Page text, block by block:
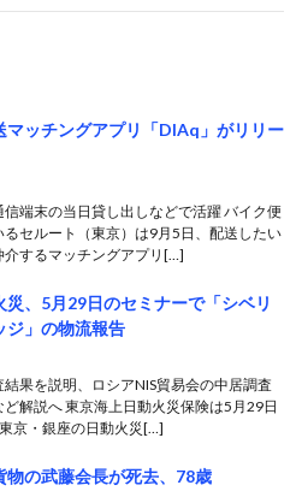
マッチングアプリ「DIAq」がリリー
端末の当日貸し出しなどで活躍 バイク便
セルート（東京）は9月5日、配送したい
介するマッチングアプリ[…]
災、5月29日のセミナーで「シベリ
ジ」の物流報告
果を説明、ロシアNIS貿易会の中居調査
解説へ 東京海上日動火災保険は5月29日
京・銀座の日動火災[…]
物の武藤会長が死去、78歳